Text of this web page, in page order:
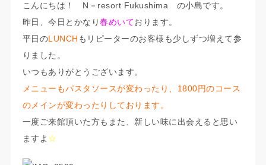
こんにちは！ N－resort Fukushima の小島です。
昨日、今日とかなり春めいております。
平日のLUNCH もリピーターのお客様も少しずつ増えて参
りました。
いつもありがとうございます。
メニューもパスタソースが変わったり、1800円のコース
のメインが変わったりしております。
一度ご来館頂いた方もまた、新しい味に出会えると思い
ますよ ☆